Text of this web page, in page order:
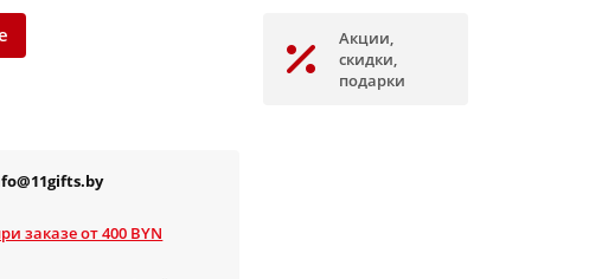
заказе от 400 BYN
Акции,
скидки,
подарки